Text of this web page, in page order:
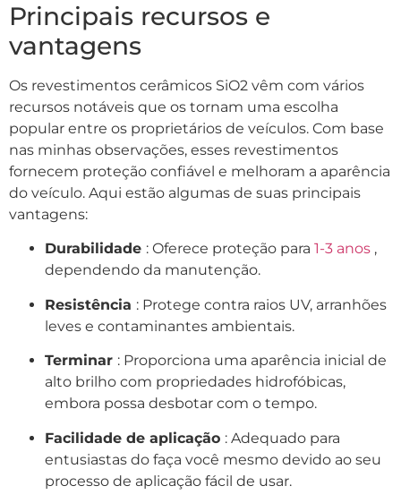
Principais recursos e
vantagens
Os revestimentos cerâmicos SiO2 vêm com vários
recursos notáveis ​​que os tornam uma escolha
popular entre os proprietários de veículos. Com base
nas minhas observações, esses revestimentos
fornecem proteção confiável e melhoram a aparência
do veículo. Aqui estão algumas de suas principais
vantagens:
Durabilidade : Oferece proteção para 1-3 anos ,
dependendo da manutenção.
Resistência : Protege contra raios UV, arranhões
leves e contaminantes ambientais.
Terminar : Proporciona uma aparência inicial de
alto brilho com propriedades hidrofóbicas,
embora possa desbotar com o tempo.
Facilidade de aplicação : Adequado para
entusiastas do faça você mesmo devido ao seu
processo de aplicação fácil de usar.